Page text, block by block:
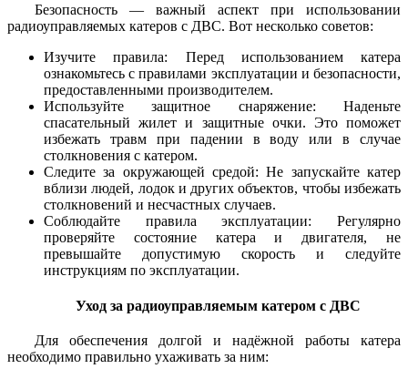
Безопасность — важный аспект при использовании
радиоуправляемых катеров с ДВС. Вот несколько советов:
Изучите правила: Перед использованием катера
ознакомьтесь с правилами эксплуатации и безопасности,
предоставленными производителем.
Используйте защитное снаряжение: Наденьте
спасательный жилет и защитные очки. Это поможет
избежать травм при падении в воду или в случае
столкновения с катером.
Следите за окружающей средой: Не запускайте катер
вблизи людей, лодок и других объектов, чтобы избежать
столкновений и несчастных случаев.
Соблюдайте правила эксплуатации: Регулярно
проверяйте состояние катера и двигателя, не
превышайте допустимую скорость и следуйте
инструкциям по эксплуатации.
Уход за радиоуправляемым катером с ДВС
Для обеспечения долгой и надёжной работы катера
необходимо правильно ухаживать за ним: